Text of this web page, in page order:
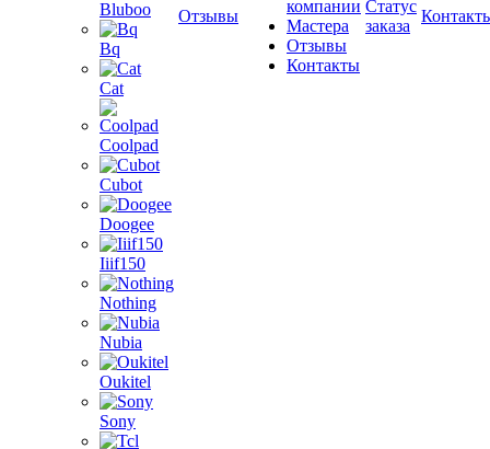
Bluboo
Bq
Cat
Coolpad
Cubot
Doogee
Iiif150
Nothing
Nubia
Oukitel
Sony
Отзывы
компании
Мастера
Отзывы
Контакты
Статус
заказа